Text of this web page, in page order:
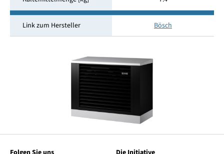
Link zum Hersteller Bösch